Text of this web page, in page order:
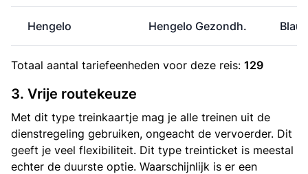
Hengelo Hengelo Gezondh.
Totaal aantal tariefeenheden voor deze reis: 129
3. Vrije routekeuze
Met dit type treinkaartje mag je alle treinen uit de
dienstregeling gebruiken, ongeacht de vervoerder. Dit
geeft je veel flexibiliteit. Dit type treinticket is meestal
echter de duurste optie. Waarschijnlijk is er een